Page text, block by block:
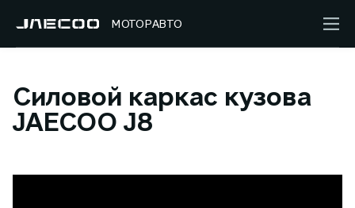
МОТОРАВТО
Силовой каркас кузова
JAECOO J8